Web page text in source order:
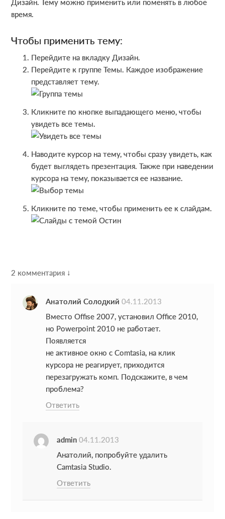
время.
Чтобы применить тему:
Перейдите на вкладку Дизайн.
Перейдите к группе Темы. Каждое изображение
представляет тему.
Кликните по кнопке выпадающего меню, чтобы
увидеть все темы.
Наводите курсор на тему, чтобы сразу увидеть, как
будет выглядеть презентация. Также при наведении
курсора на тему, показывается ее название.
Кликните по теме, чтобы применить ее к слайдам.
R
2 комментария ↓
Анатолий Солодкий 04.11.2013
Вместо Offise 2007, установил Office 2010,
но Powerpoint 2010 не работает.
Появляется
не активное окно с Comtasia, на клик
курсора не реагирует, приходится
перезагружать комп. Подскажите, в чем
проблема?
Ответить
admin 04.11.2013
Анатолий, попробуйте удалить
Camtasia Studio.
Ответить